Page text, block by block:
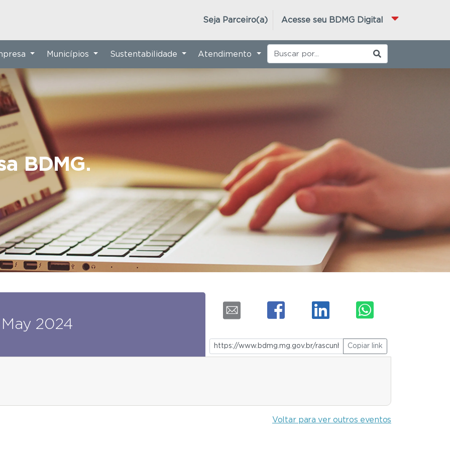
Acesse seu BDMG Digital
Seja Parceiro(a)
BDMG.
Municípios Sustentabilidade Atendimento
May 2024
Copiar link
Voltar para ver outros eventos